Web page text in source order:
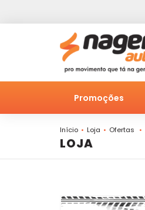
Promoções
Início Loja Ofertas
LOJA